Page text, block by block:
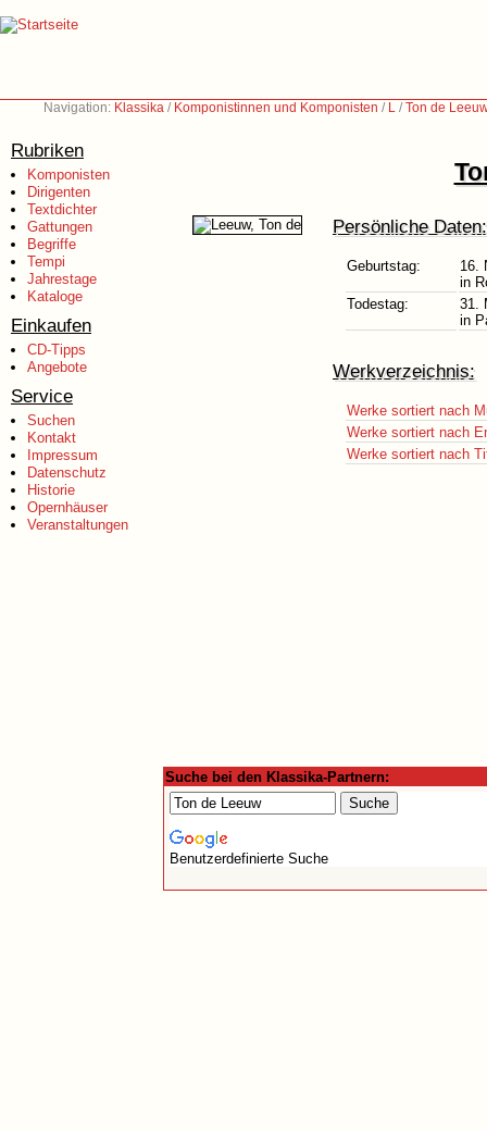
Navigation: Klassika / Komponistinnen und Komponisten / L /Ton de
Rubriken
Komponisten
Dirigenten
Textdichter
Gattungen
Begriffe
Tempi
Jahrestage
Kataloge
Einkaufen
CD-Tipps
Angebote
Service
Suchen
Kontakt
Impressum
Datenschutz
Historie
Opernhäuser
Veranstaltungen
Persönliche Daten:
Geburtstag:
16.
in
Todestag:
31.
in
Werkverzeichnis:
Werke sortiert nach
Werke sortiert nach
Werke sortiert nach
Suche bei den Klassika-Partnern:
Benutzerdefinierte Suche